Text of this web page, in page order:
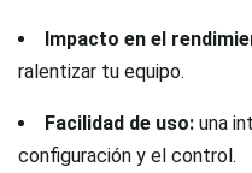
Impacto en el
ralentizar tu equipo.
Facilidad de uso: una
configuración y el control.